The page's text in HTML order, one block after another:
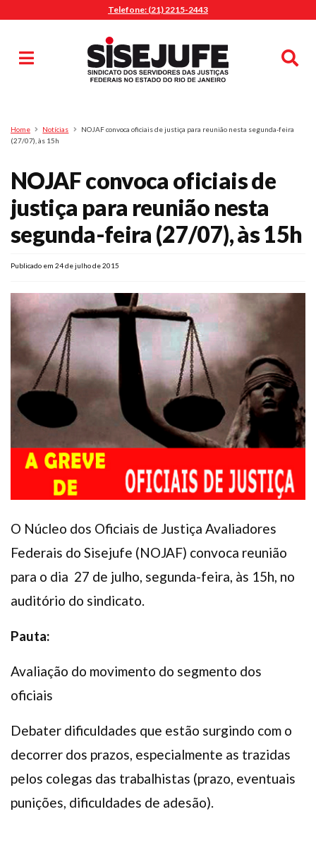
Telefone: (21) 2215-2443
Pesquisa
Home Notícias
NOJAF convoca oficiais de justiça para reunião nesta segunda-feira
(27/07), às 15h
NOJAF convoca oficiais de
justiça para reunião nesta
segunda-feira (27/07), às 15h
Publicado em 24 de julho de 2015
O Núcleo dos Oficiais de Justiça Avaliadores
Federais do Sisejufe (NOJAF) convoca reunião
para o dia 27 de julho, segunda-feira, às 15h, no
auditório do sindicato.
Pauta:
Avaliação do movimento do segmento dos
oficiais
Debater dificuldades que estão surgindo com o
decorrer dos prazos, especialmente as trazidas
pelos colegas das trabalhistas (prazo, eventuais
punições, dificuldades de adesão).
MENU
Sindicalize-se
Jurídico
O Sindicato
Agenda
Casa do Alto
Nossos Convênios
Gympass Wellhub
Seguro Auto
Plano de Saúde
Assistência Funeral
Pós-graduação
Facebook InstagramTwitter YoutubeTikTok Whatsapp